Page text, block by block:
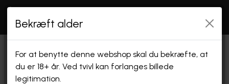
Åbningstider: SE "INFO" Endvidere holder vi
efter aftale og i forbindelse med arrangementer
Vi bruger cookies
Vi bruger egne cookies og cookies fra tredjeparter til at
personalisere din brugeroplevelse, til markedsføring og til at
undersøge, hvordan vores hjemmeside anvendes af
Bekræft alder
For at benytte denne webshop skal du bekræfte, at
du er 18+ år. Ved tvivl kan forlanges billede
legitimation.